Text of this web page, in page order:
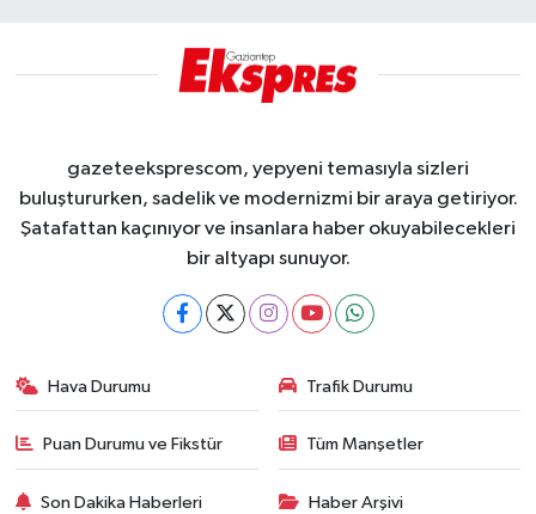
gazeteeksprescom, yepyeni temasıyla sizleri
buluştururken, sadelik ve modernizmi bir araya getiriyor.
Şatafattan kaçınıyor ve insanlara haber okuyabilecekleri
bir altyapı sunuyor.
Hava Durumu Trafik Durumu
Puan Durumu ve Fikstür Tüm Manşetler
Son Dakika Haberleri Haber Arşivi